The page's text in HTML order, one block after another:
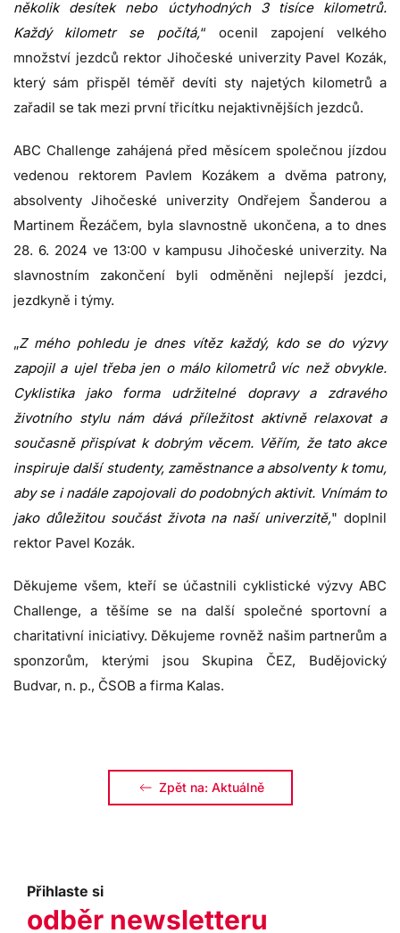
několik desítek nebo úctyhodných 3 tisíce kilometrů.
Každý kilometr se počítá,“ ocenil zapojení velkého
množství jezdců rektor Jihočeské univerzity Pavel Kozák,
který sám přispěl téměř devíti sty najetých kilometrů a
zařadil se tak mezi první třicítku nejaktivnějších jezdců.
ABC Challenge zahájená před měsícem společnou jízdou
vedenou rektorem Pavlem Kozákem a dvěma patrony,
absolventy Jihočeské univerzity Ondřejem Šanderou a
Martinem Řezáčem, byla slavnostně ukončena, a to dnes
28. 6. 2024 ve 13:00 v kampusu Jihočeské univerzity. Na
slavnostním zakončení byli odměněni nejlepší jezdci,
jezdkyně i týmy.
„Z mého pohledu je dnes vítěz každý, kdo se do výzvy
zapojil a ujel třeba jen o málo kilometrů víc než obvykle.
Cyklistika jako forma udržitelné dopravy a zdravého
životního stylu nám dává příležitost aktivně relaxovat a
současně přispívat k dobrým věcem. Věřím, že tato akce
inspiruje další studenty, zaměstnance a absolventy k tomu,
aby se i nadále zapojovali do podobných aktivit. Vnímám to
jako důležitou součást života na naší univerzitě," doplnil
rektor Pavel Kozák.
Děkujeme všem, kteří se účastnili cyklistické výzvy ABC
Challenge, a těšíme se na další společné sportovní a
charitativní iniciativy. Děkujeme rovněž našim partnerům a
sponzorům, kterými jsou Skupina ČEZ, Budějovický
Budvar, n. p., ČSOB a firma Kalas.
Zpět na: Aktuálně
Přihlaste si
odběr newsletteru